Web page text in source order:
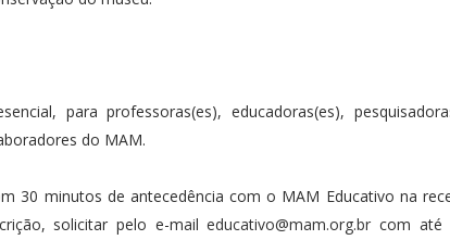
para professoras(es), educadoras(es),
do MAM.
30 minutos de antecedência com o MAM Educativo na
solicitar pelo e-maileducativo@mam.org.br com até